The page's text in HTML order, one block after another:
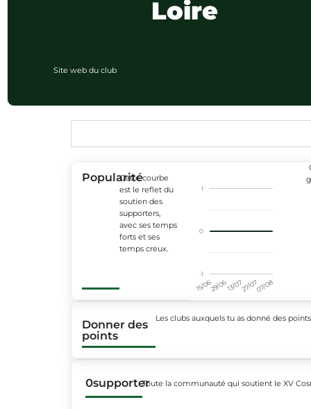
Site web du club
Loire
PopularitéCette courbe
est le reflet du
soutien des
supporters,
avec ses temps
forts et ses
temps creux.
15/0629/0613/0727/0707/08
-1
0
1
Donner des
points
Les clubs auxquels tu as donné des points
0supporterToute la communauté qui soutient le XV